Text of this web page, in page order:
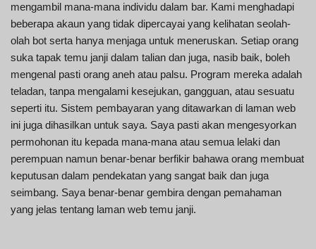
mengambil mana-mana individu dalam bar. Kami menghadapi
beberapa akaun yang tidak dipercayai yang kelihatan seolah-
olah bot serta hanya menjaga untuk meneruskan. Setiap orang
suka tapak temu janji dalam talian dan juga, nasib baik, boleh
mengenal pasti orang aneh atau palsu. Program mereka adalah
teladan, tanpa mengalami kesejukan, gangguan, atau sesuatu
seperti itu. Sistem pembayaran yang ditawarkan di laman web
ini juga dihasilkan untuk saya. Saya pasti akan mengesyorkan
permohonan itu kepada mana-mana atau semua lelaki dan
perempuan namun benar-benar berfikir bahawa orang membuat
keputusan dalam pendekatan yang sangat baik dan juga
seimbang. Saya benar-benar gembira dengan pemahaman
yang jelas tentang laman web temu janji.